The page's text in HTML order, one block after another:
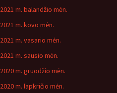
2021 m. balandžio mėn.
2021 m. kovo mėn.
2021 m. vasario mėn.
2021 m. sausio mėn.
2020 m. gruodžio mėn.
2020 m. lapkričio mėn.